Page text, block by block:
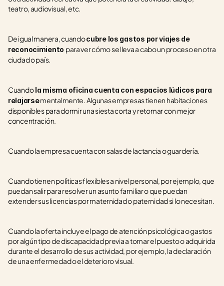
teatro, audiovisual, etc.
De igual manera, cuando cubre los gastos por viajes de
reconocimiento para ver cómo se lleva a cabo un proceso en otra
ciudad o país.
Cuando la misma oficina cuenta con espacios lúdicos para
relajarse mentalmente. Algunas empresas tienen habitaciones
disponibles para dormir una siesta corta y retomar con mejor
concentración.
Cuando la empresa cuenta con salas de lactancia o guardería.
Cuando tienen políticas flexibles a nivel personal, por ejemplo, que
puedan salir para resolver un asunto familiar o que puedan
extender sus licencias por maternidad o paternidad si lo necesitan.
Cuando la oferta incluye el pago de atención psicológica o gastos
por algún tipo de discapacidad previa a tomar el puesto o adquirida
durante el desarrollo de sus actividad, por ejemplo, la declaración
de una enfermedad o el deterioro visual.